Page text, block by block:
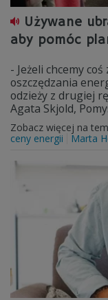
Używane
aby pomóc
- Jeżeli chcemy
oszczędzania
odzieży z drugiej
Agata Skjold,
Zobacz więcej na
ceny energii
Marta